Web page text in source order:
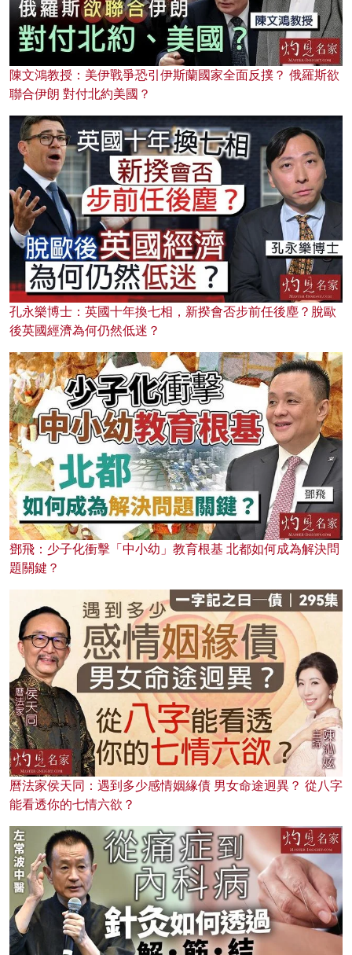
陳文鴻教授：美伊戰爭恐引伊斯蘭國家全面反撲？ 俄羅斯欲
聯合伊朗 對付北約美國？
孔永樂博士：英國十年換七相，新揆會否步前任後塵？脫歐
後英國經濟為何仍然低迷？
鄧飛：少子化衝擊「中小幼」教育根基 北都如何成為解決問
題關鍵？
曆法家侯天同：遇到多少感情姻緣債 男女命途迥異？ 從八字
能看透你的七情六欲？